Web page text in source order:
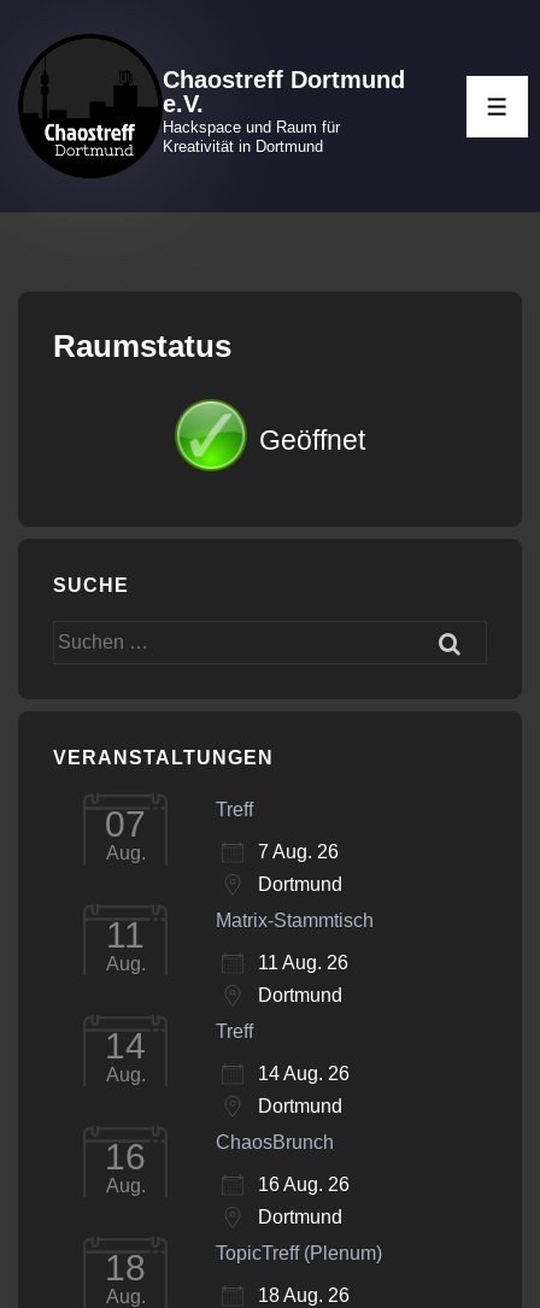
Inhalt
Chaostreff Dortmund
e.V.
Hackspace und Raum für
Kreativität in Dortmund
Raumstatus
Geöffnet
SUCHE
Suchen
VERANSTALTUNGEN
07
Aug.
Treff
7 Aug. 26
Dortmund
11
Aug.
Matrix-Stammtisch
11 Aug. 26
Dortmund
14
Aug.
Treff
14 Aug. 26
Dortmund
16
Aug.
ChaosBrunch
16 Aug. 26
Dortmund
18
Aug.
TopicTreff (Plenum)
18 Aug. 26